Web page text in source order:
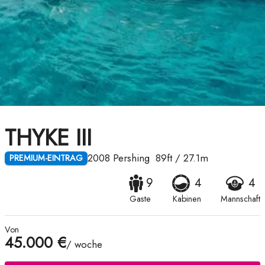
THYKE III
PREMIUM-EINTRAG 2008 Pershing 89ft/ 27.1m
9
Gaste
4
Kabinen
4
Mannschaft
Von
45.000 €/ woche